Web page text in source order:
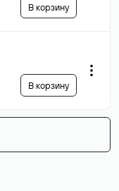
В корзину
В корзину